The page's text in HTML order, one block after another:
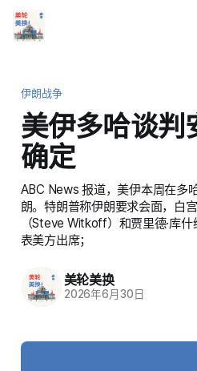
伊朗战争
美伊多哈谈判
确定
ABC News 报道，美伊本周在多
朗。特朗普称伊朗要求会面，白
（Steve Witkoff）和贾里德·库
表美方出席；
美轮美换
2026年6月30日